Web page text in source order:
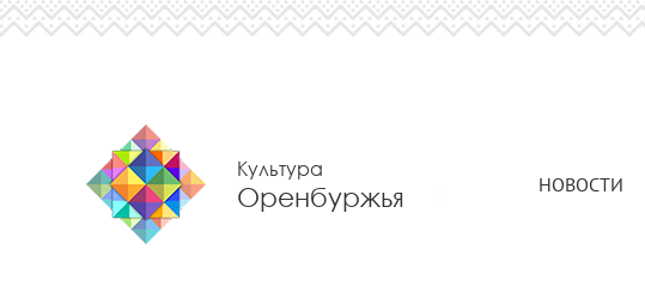
Культура
Оренбуржья НОВОСТИ